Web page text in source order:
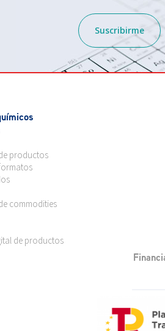
Suscribirme
productos
commodities
de productos